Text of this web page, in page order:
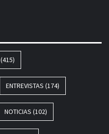
(415)
ENTREVISTAS (174)
NOTICIAS (102)